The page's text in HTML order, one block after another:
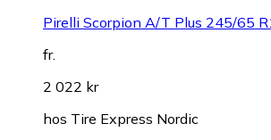
Pirelli Scorpion A/T Plus 245/65
fr.
2 022 kr
hos Tire Express Nordic